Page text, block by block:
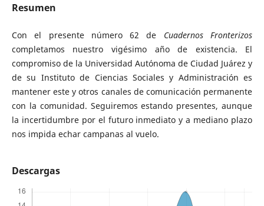
Resumen
Con el presente número 62 de Cuadernos Fronterizos
completamos nuestro vigésimo año de existencia. El
compromiso de la Universidad Autónoma de Ciudad Juárez y
de su Instituto de Ciencias Sociales y Administración es
mantener este y otros canales de comunicación permanente
con la comunidad. Seguiremos estando presentes, aunque
la incertidumbre por el futuro inmediato y a mediano plazo
nos impida echar campanas al vuelo.
Descargas